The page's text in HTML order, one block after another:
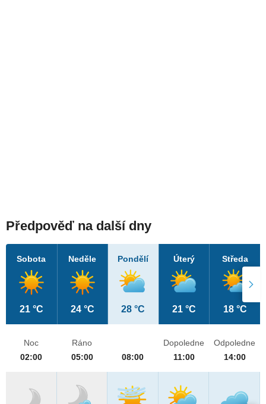
Předpověď na další dny
Sobota
21 °C
Neděle
24 °C
Pondělí
28 °C
Úterý
21 °C
Středa
18 °C
Noc
02:00
Ráno
05:00
08:00
Dopoledne
11:00
Odpoledne
14:00